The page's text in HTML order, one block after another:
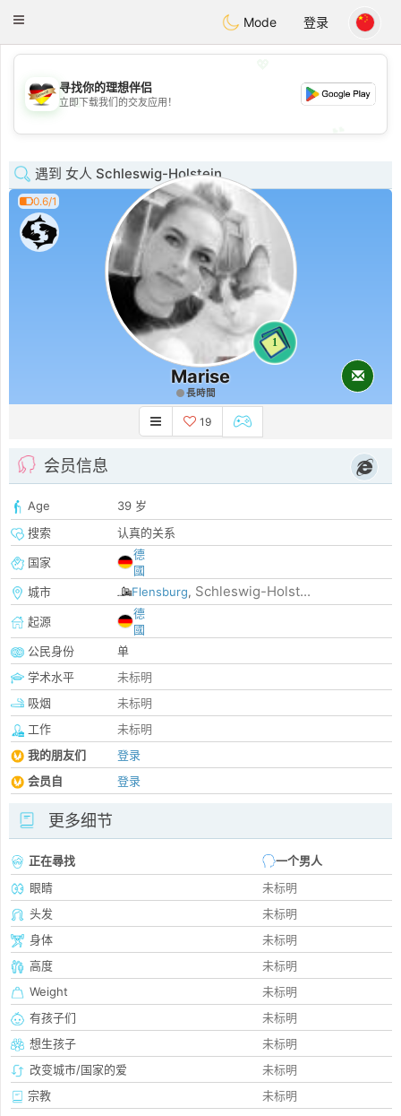
Dating
Toggle
Mode 登录
💖
💕
寻找你的理想伴侣
立即下载我们的交友应用！
遇到 女人 Schleswig-Holstein
0.6/1
1
Marise
長時間
19
会员信息
Age
39 岁
搜索
认真的关系
国家
德
國
城市
Flensburg, Schleswig-Holst...
起源
德
國
公民身份
单
学术水平
未标明
吸烟
未标明
工作
未标明
我的朋友们
登录
会员自
登录
更多细节
正在尋找
一个男人
眼睛
未标明
头发
未标明
身体
未标明
高度
未标明
Weight
未标明
有孩子们
未标明
想生孩子
未标明
改变城市/国家的爱
未标明
宗教
未标明